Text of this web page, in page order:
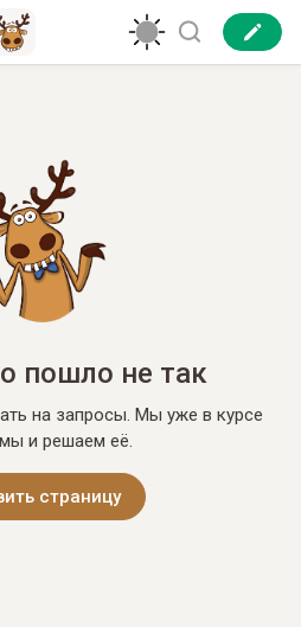
пошло не так
на запросы. Мы уже в курсе
и решаем её.
страницу